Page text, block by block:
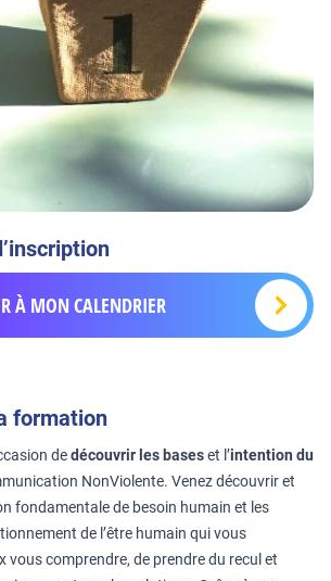
À MON CALENDRIER
formation
dedécouvrir les baseset l’intention du
NonViolente. Venez découvrir et
fondamentale de besoin humain et les
de l’être humain qui vous
vous comprendre, de prendre du recul et